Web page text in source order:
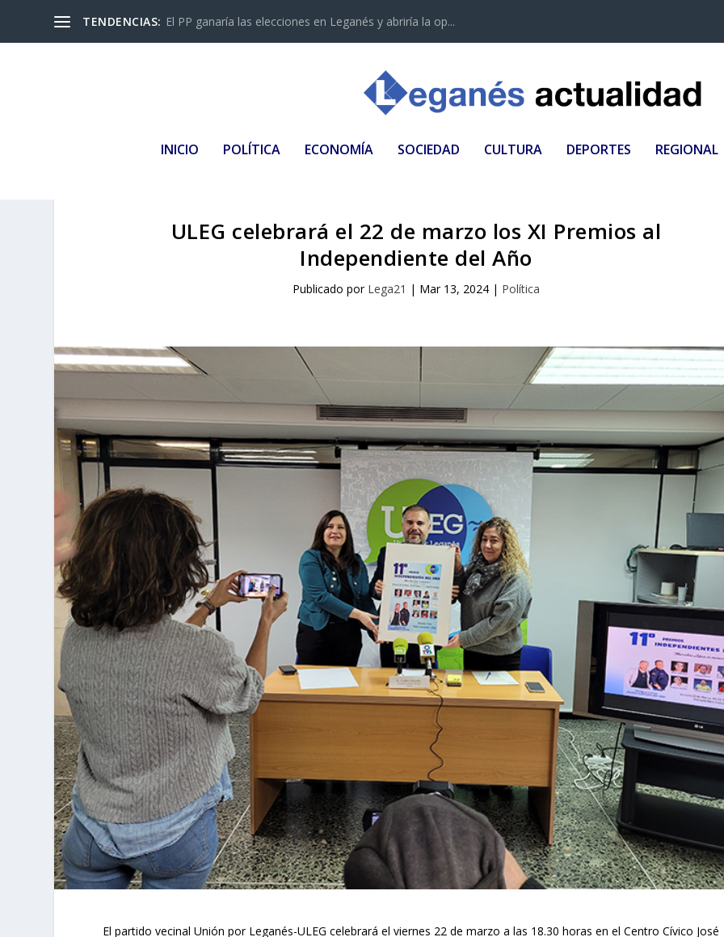
TENDENCIAS: El PP ganaría las elecciones en Leganés y abriría la op...
INICIO POLÍTICA ECONOMÍA SOCIEDAD CULTURA DEPORTES REGIONAL
ULEG celebrará el 22 de marzo los XI Premios al
Independiente del Año
Publicado por Lega21 | Mar 13, 2024| Política
El partido vecinal Unión por Leganés-ULEG celebrará el viernes 22 de marzo a las 18.30 horas en el Centro Cívico José